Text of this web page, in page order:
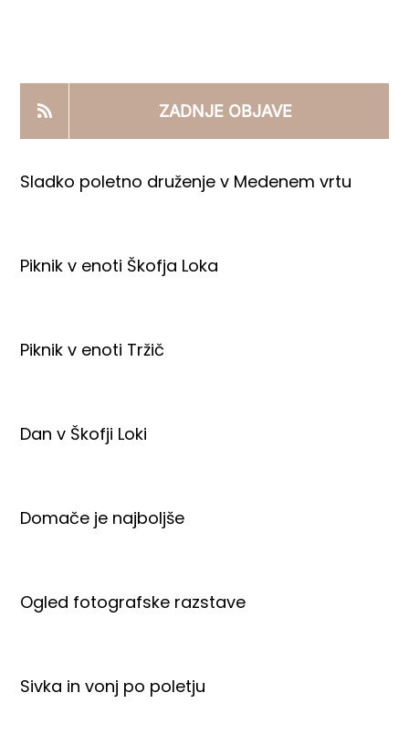
PRODAJNI IZDELKI
AKTUALNO
ZADNJE OBJAVE
Sladko poletno druženje v Medenem vrtu
Piknik v enoti Škofja Loka
Piknik v enoti Tržič
Dan v Škofji Loki
Domače je najboljše
Ogled fotografske razstave
Sivka in vonj po poletju